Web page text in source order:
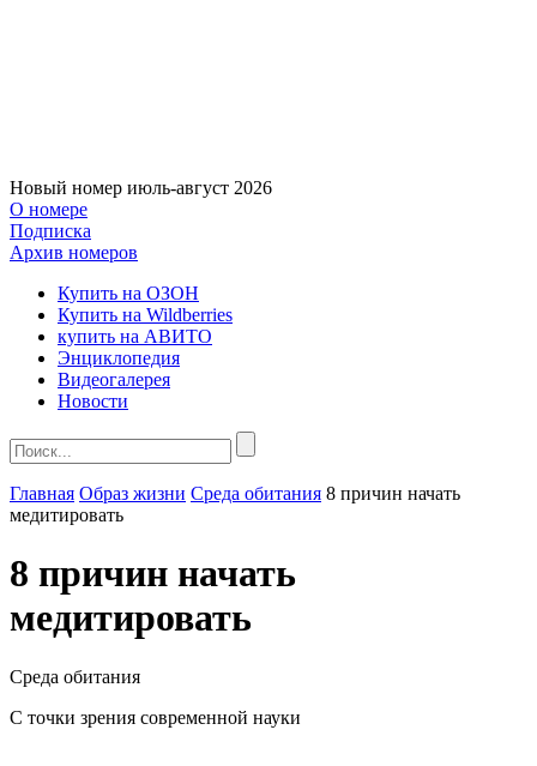
Новый номер июль-август 2026
О номере
Подписка
Архив номеров
Купить на ОЗОН
Купить на Wildberries
купить на АВИТО
Энциклопедия
Видеогалерея
Новости
Главная Образ жизни Среда обитания 8 причин начать
медитировать
8 причин начать
медитировать
Среда обитания
С точки зрения современной науки